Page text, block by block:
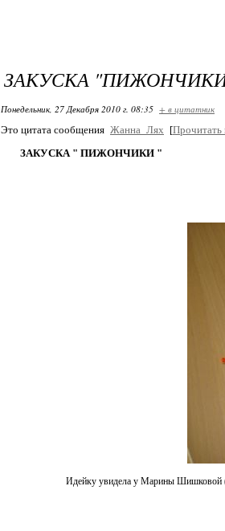
ЗАКУСКА
Понедельник, 27 Декабря 2010 г. 08:35 + в цитатник
Это цитата сообщения Жанна_Лях [Прочитать
ЗАКУСКА " ПИЖОНЧИКИ "
Идейку увидела у Марины Шишковой